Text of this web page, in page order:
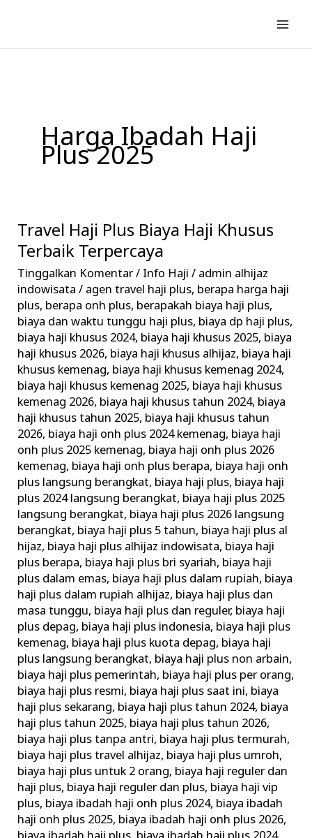
konten
Harga Ibadah Haji
Plus 2025
Travel Haji Plus Biaya Haji Khusus
Terbaik Terpercaya
Tinggalkan Komentar/ Info Haji / admin alhijaz
indowisata/ agen travel haji plus, berapa harga haji
plus, berapa onh plus, berapakah biaya haji plus,
biaya dan waktu tunggu haji plus, biaya dp haji plus,
biaya haji khusus 2024, biaya haji khusus 2025, biaya
haji khusus 2026, biaya haji khusus alhijaz, biaya haji
khusus kemenag, biaya haji khusus kemenag 2024,
biaya haji khusus kemenag 2025, biaya haji khusus
kemenag 2026, biaya haji khusus tahun 2024, biaya
haji khusus tahun 2025, biaya haji khusus tahun
2026, biaya haji onh plus 2024 kemenag, biaya haji
onh plus 2025 kemenag, biaya haji onh plus 2026
kemenag, biaya haji onh plus berapa, biaya haji onh
plus langsung berangkat, biaya haji plus, biaya haji
plus 2024 langsung berangkat, biaya haji plus 2025
langsung berangkat, biaya haji plus 2026 langsung
berangkat, biaya haji plus 5 tahun, biaya haji plus al
hijaz, biaya haji plus alhijaz indowisata, biaya haji
plus berapa, biaya haji plus bri syariah, biaya haji
plus dalam emas, biaya haji plus dalam rupiah, biaya
haji plus dalam rupiah alhijaz, biaya haji plus dan
masa tunggu, biaya haji plus dan reguler, biaya haji
plus depag, biaya haji plus indonesia, biaya haji plus
kemenag, biaya haji plus kuota depag, biaya haji
plus langsung berangkat, biaya haji plus non arbain,
biaya haji plus pemerintah, biaya haji plus per orang,
biaya haji plus resmi, biaya haji plus saat ini, biaya
haji plus sekarang, biaya haji plus tahun 2024, biaya
haji plus tahun 2025, biaya haji plus tahun 2026,
biaya haji plus tanpa antri, biaya haji plus termurah,
biaya haji plus travel alhijaz, biaya haji plus umroh,
biaya haji plus untuk 2 orang, biaya haji reguler dan
haji plus, biaya haji reguler dan plus, biaya haji vip
plus, biaya ibadah haji onh plus 2024, biaya ibadah
haji onh plus 2025, biaya ibadah haji onh plus 2026,
Travel
Haji
Plus
Biaya
Haji
Khusus
Terbaik
Terpercaya